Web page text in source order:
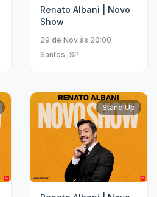
Renato Albani | Novo
Show
29 de Nov às 20:00
Santos, SP
Stand Up